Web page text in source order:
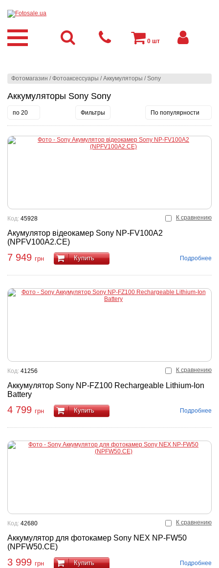
Фотомагазин /Фотоаксессуары /Аккумуляторы /Sony
Аккумуляторы Sony Sony
по 20 Фильтры По популярности
К сравнению
Акумулятор відеокамер Sony NP-FV100A2
(NPFV100A2.CE)
Код: 45928
7 949 грн Купить Подробнее
К сравнению
Аккумулятор Sony NP-FZ100 Rechargeable Lithium-Ion
Battery
Код: 41256
4 799 грн Купить Подробнее
К сравнению
Аккумулятор для фотокамер Sony NEX NP-FW50
(NPFW50.CE)
Код: 42680
3 999 грн Купить Подробнее
0 шт